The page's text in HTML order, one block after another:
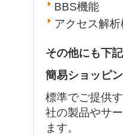
BBS機能
アクセス解
その他にも下
簡易ショッピ
標準でご提供
社の製品やサ
ます。